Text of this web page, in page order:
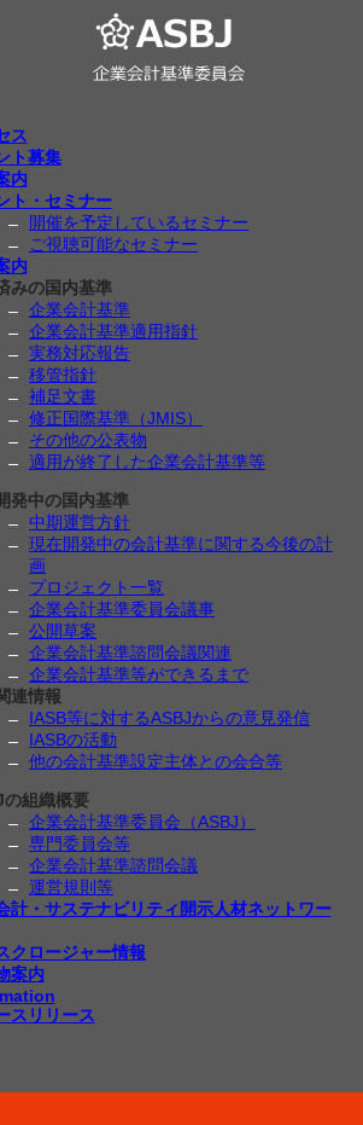
ス
ト募集
内
ト・セミナー
開催を予定しているセミナー
ご視聴可能なセミナー
内
みの国内基準
企業会計基準
企業会計基準適用指針
実務対応報告
移管指針
補足文書
修正国際基準（JMIS）
その他の公表物
適用が終了した企業会計基準等
発中の国内基準
中期運営方針
現在開発中の会計基準に関する今後の計
画
プロジェクト一覧
企業会計基準委員会議事
公開草案
企業会計基準諮問会議関連
企業会計基準等ができるまで
連情報
IASB等に対するASBJからの意見発信
IASBの活動
他の会計基準設定主体との会合等
の組織概要
企業会計基準委員会（ASBJ）
専門委員会等
企業会計基準諮問会議
運営規則等
計・サステナビリティ開示人材ネットワー
クロージャー情報
案内
スリリース